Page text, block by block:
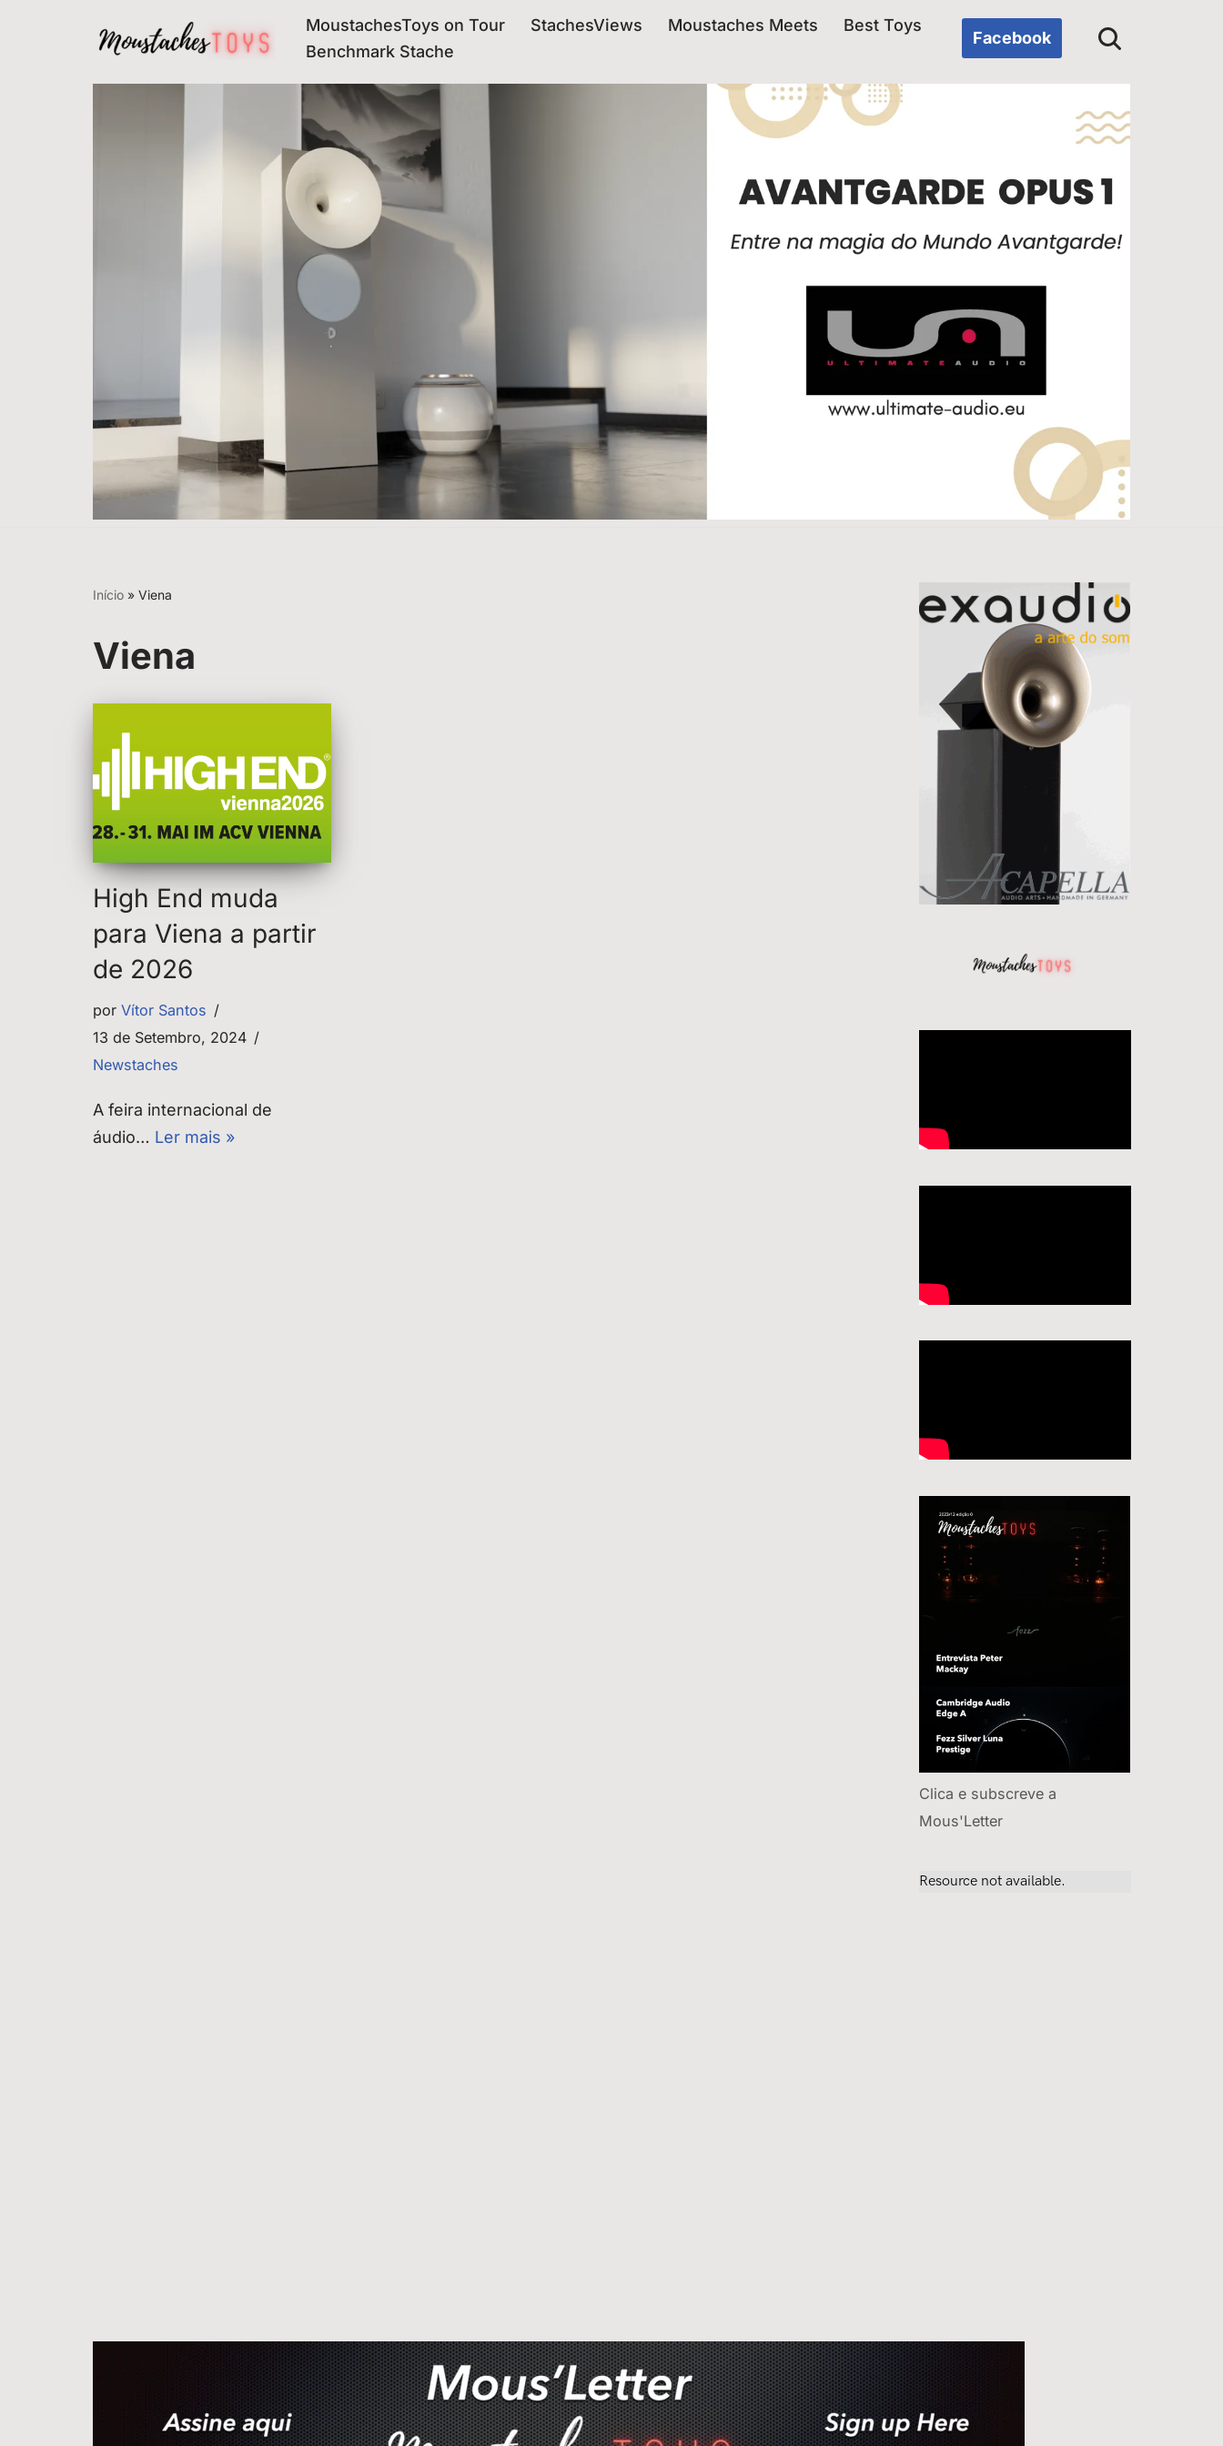
MoustachesToys on Tour StachesViews Moustaches Meets
Best Toys
Benchmark Stache
Facebook
Início » Viena
Viena
High End muda
para Viena a partir
de 2026
por Vítor Santos
13 de Setembro, 2024
Newstaches
A feira internacional de
áudio… Ler mais »
Clica e subscreve a
Mous'Letter